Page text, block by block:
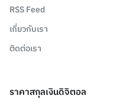
RSS Feed
เกี่ยวกับเรา
ติดต่อเรา
ราคาสกุลเงินดิจิตอล